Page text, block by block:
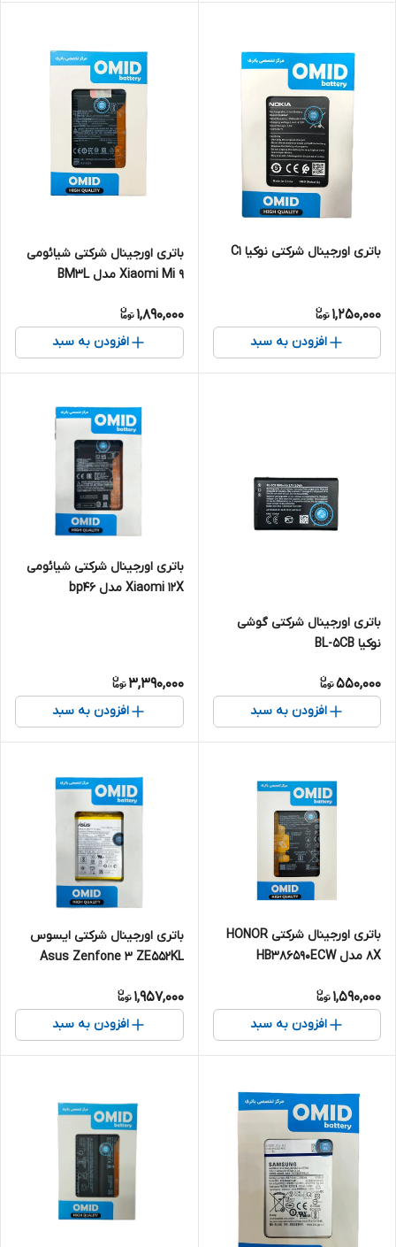
باتری اورجینال شرکتی نوکیا C1
1,250,000
افزودن به سبد
باتری اورجینال شرکتی شیائومی
Xiaomi Mi 9 مدل BM3L
1,890,000
افزودن به سبد
باتری اورجینال شرکتی گوشی
نوکیا BL-5CB
550,000
افزودن به سبد
باتری اورجینال شرکتی شیائومی
Xiaomi 12X مدل bp46
3,390,000
افزودن به سبد
باتری اورجینال شرکتی HONOR
8X مدل HB386590ECW
1,590,000
افزودن به سبد
باتری اورجینال شرکتی ایسوس
Asus Zenfone 3 ZE552KL
1,957,000
افزودن به سبد